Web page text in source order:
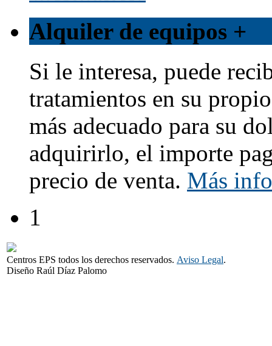
Alquiler de equipos +
Si le interesa, puede
tratamientos en su
más adecuado para su
adquirirlo, el importe
precio de venta. Más
1
Centros EPS todos los derechos reservados. Aviso Legal.
Diseño Raúl Díaz Palomo